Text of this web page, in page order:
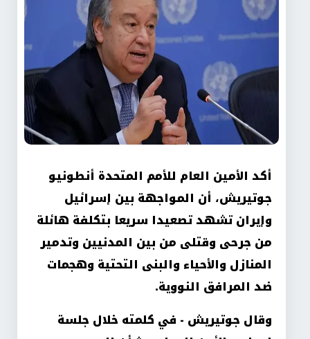
أكد الأمين العام للأمم المتحدة أنطونيو
جوتيريش، أن المواجهة بين إسرائيل
وإيران تشهد تصعيدا سريعا بتكلفة هائلة
من جرحى وقتلى من بين المدنيين وتدمير
المنازل والأحياء والبنى التحتية وهجمات
ضد المرافق النووية.
وقال جوتيريش - في كلمته خلال جلسة